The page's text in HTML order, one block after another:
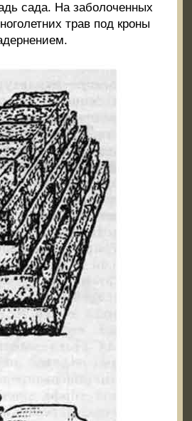
сада. На заболоченных
трав под кроны